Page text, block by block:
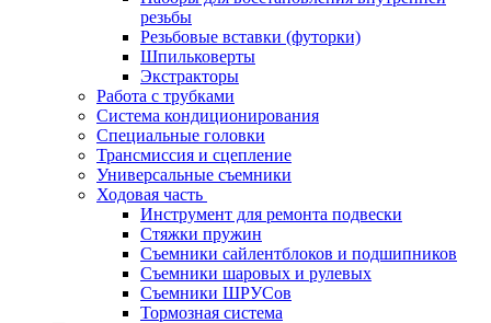
резьбы
Резьбовые вставки (футорки)
Шпильковерты
Экстракторы
Работа с трубками
Система кондиционирования
Специальные головки
Трансмиссия и сцепление
Универсальные съемники
Ходовая часть
Инструмент для ремонта подвески
Стяжки пружин
Съемники сайлентблоков и подшипников
Съемники шаровых и рулевых
Съемники ШРУСов
Тормозная система